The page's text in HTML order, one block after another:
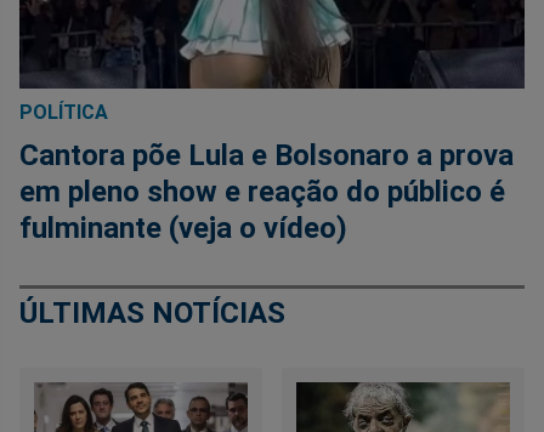
POLÍTICA
Cantora põe Lula e Bolsonaro a prova
em pleno show e reação do público é
fulminante (veja o vídeo)
ÚLTIMAS NOTÍCIAS